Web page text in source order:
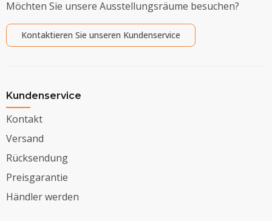
Möchten Sie unsere Ausstellungsräume besuchen?
Kontaktieren Sie unseren Kundenservice
Kundenservice
Kontakt
Versand
Rücksendung
Preisgarantie
Händler werden